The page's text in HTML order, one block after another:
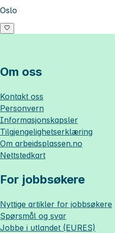
Oslo
Om oss
Kontakt oss
Personvern
Informasjonskapsler
Tilgjengelighetserklæring
Om arbeidsplassen.no
Nettstedkart
For jobbsøkere
Nyttige artikler for jobbsøkere
Spørsmål og svar
Jobbe i utlandet (EURES)